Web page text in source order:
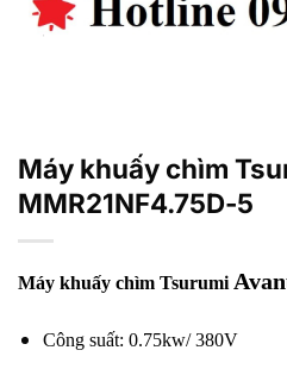
Máy khuấy chìm
MMR21NF4.75D-5
Máy khuấy chìm Tsurumi
Công suất: 0.75kw/ 380V